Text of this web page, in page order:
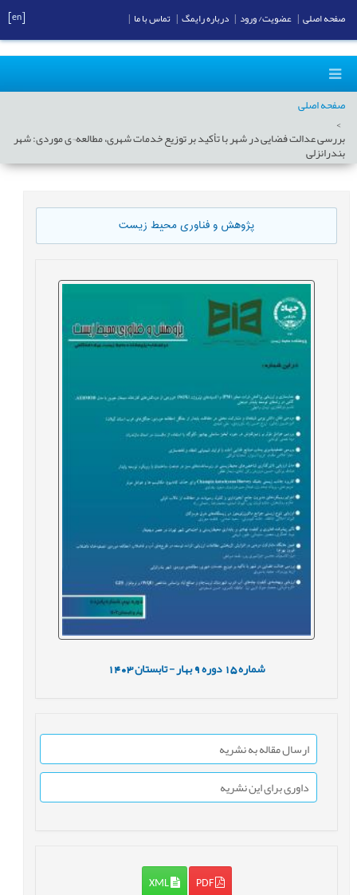
صفحه اصلی
بررسی عدالت فضایی در شهر با تأکید بر توزیع خدمات شهری، مطالعه¬ی موردی: شهر
بندرانزلی
پژوهش و فناوری محیط زیست
شماره15 دوره9 بهار - تابستان1403
ارسال مقاله به نشریه
داوری برای این نشریه
PDF
XML
صفحه اصلی عضویت/ ورود درباره رایمگ تماس با ما